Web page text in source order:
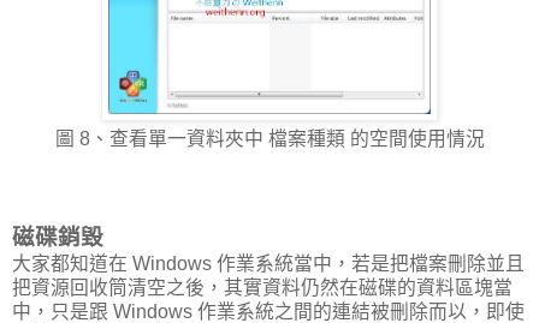
圖 8、查看單一資料夾中 檔案種類 的空間使用情況
磁碟銷毀
大家都知道在 Windows 作業系統當中，若是把檔案刪除並且
把資源回收筒清空之後，其實資料仍然在磁碟的資料區塊當
中，只是跟 Windows 作業系統之間的連結被刪除而以，即使